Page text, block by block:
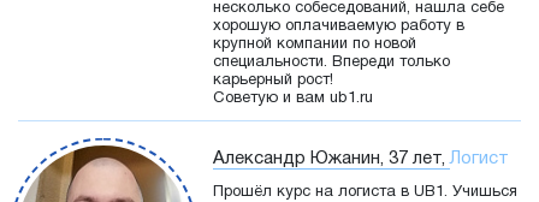
несколько собеседований, нашла себе
хорошую оплачиваемую работу в
крупной компании по новой
специальности. Впереди только
карьерный рост!
Советую и вам ub1.ru
Александр Южанин, 37 лет,Логист
Прошёл курс на логиста в UB1. Учишься